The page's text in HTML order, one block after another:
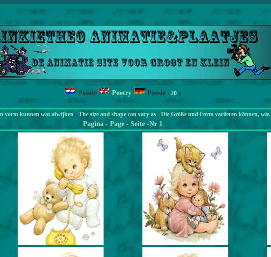
Poëzie Poetry Poesie - 20 x
vorm kunnen wat afwijken - The size and shape can vary as - Die Größe und Form variieren können, wie.
Pagina - Page - Seite -Nr 1